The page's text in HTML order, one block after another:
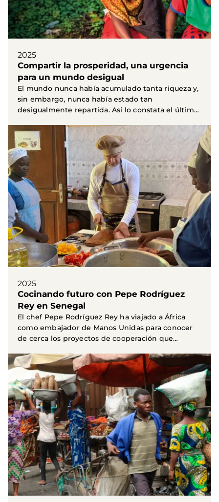
2025
Compartir la prosperidad, una urgencia
para un mundo desigual
El mundo nunca había acumulado tanta riqueza y,
sin embargo, nunca había estado tan
desigualmente repartida. Así lo constata el último
2025
Cocinando futuro con Pepe Rodríguez
Rey en Senegal
El chef Pepe Rodríguez Rey ha viajado a África
como embajador de Manos Unidas para conocer
de cerca los proyectos de cooperación que